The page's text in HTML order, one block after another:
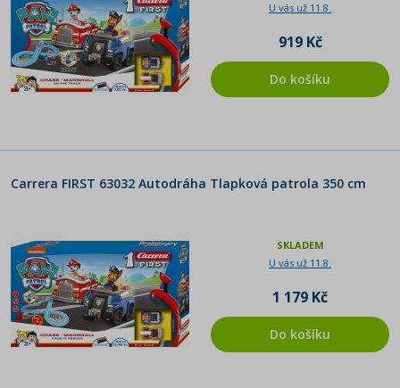
U vás už 11.8.
919 Kč
Do košíku
Carrera FIRST 63032 Autodráha Tlapková patrola 350 cm
SKLADEM
U vás už 11.8.
1 179 Kč
Do košíku